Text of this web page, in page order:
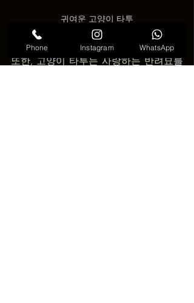
귀여운 고양이 타투
반려묘를 기리는 타투
또한, 고양이 타투는 사랑하는 반려묘를
Phone Instagram WhatsApp